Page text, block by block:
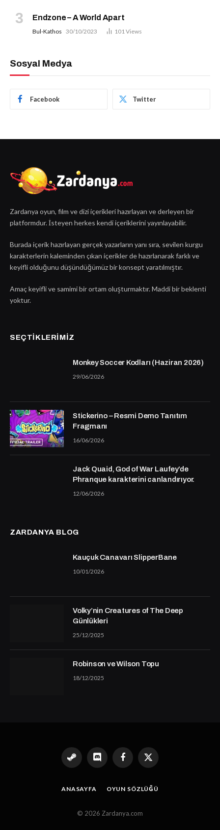
Endzone – A World Apart
Bul-Kathos 30/10/2023 101Views
Sosyal Medya
Facebook Twitter
Zardanya oyun, film ve dizi içerikleri hazırlayan ve derleyen bir
platformdur. İsteyen herkes kendi içeriklerini yayınlayabilir.
Burada içerik hazırlayan gerçek yazarların yanı sıra, sevilen kurgu
karakterlerin kaleminden çıkan içerikler de hazırlanarak farklı ve
keyifli olduğunu düşündüğümüz bir konsept yaratılmıştır.
Amaç keyifli ve samimi bir ortam oluşturmaktır. Maddi bir beklenti
yoktur.
SEÇTIKLERIMIZ
Monkey Soccer Kodları (Haziran 2026)
29/06/2026
Stickerino – Resmi Demo Tanıtım
Fragmanı
16/06/2026
Jack Quaid, God of War Laufey’de
Phranque karakterini canlandırıyor.
12/06/2026
ZARDANYA BLOG
Kauçuk Canavarı SlipperBane
10/01/2026
Volky’nin Creatures of The Deep
Günlükleri
25/12/2025
Robinson ve Wilson Topu
18/12/2025
Steam Discord FacebookX
(Twitter)
ANASAYFA OYUN SÖZLÜĞÜ
© 2026 Zardanya.com